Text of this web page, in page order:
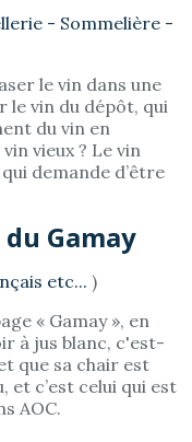
- Sommelière -
le vin dans une
le vin du dépôt, qui
du vin en
vieux ? Le vin
demande d’être
Gamay
etc... )
« Gamay », en
à jus blanc, c'est-
que sa chair est
et c’est celui qui est
AOC.